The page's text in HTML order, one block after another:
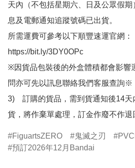
天內（不包括星期六、日及公眾假
息及電郵通知追蹤號碼已出貨。
所需運費可參考以下順豐速運官網：
https://bit.ly/3DY0OPc
※因貨品包裝後的外盒體積都會影響
問亦可先以訊息聯絡我們客服查詢※
3)　訂購的貨品，需到貨通知後14
貨，將作棄單處理，訂金作廢不作退
FiguartsZERO 鬼滅之刃
預訂2026年12月Bandai